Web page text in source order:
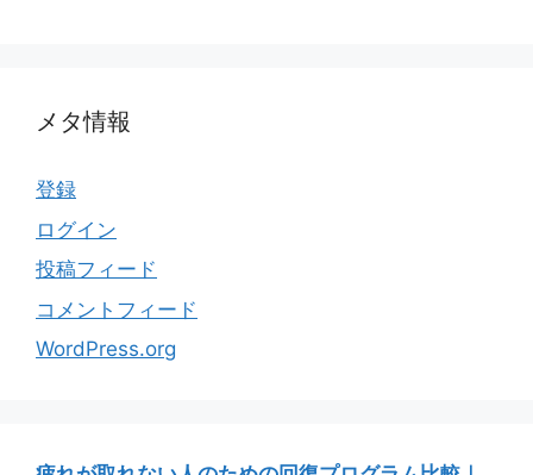
メタ情報
登録
ログイン
投稿フィード
コメントフィード
WordPress.org